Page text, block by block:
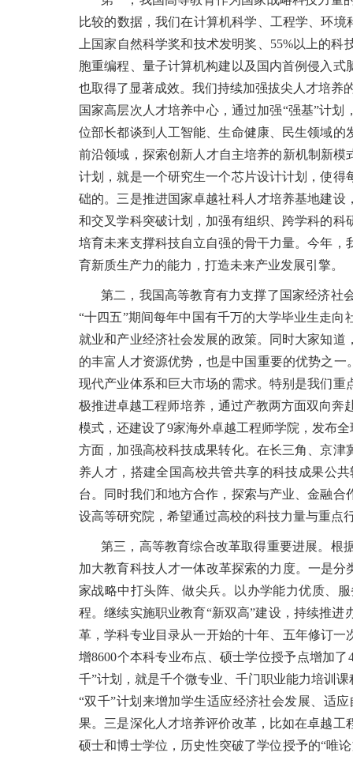
比较的数据，我们在计算机科学、工程学、环
上国家自然科学奖和技术发明奖、55%以上的
胞重编程、量子计算机构建以及国内首例侵入
也取得了显著成效。我们持续加强拔尖人才培养
国家高层次人才培养中心，通过加强“强基”计
位部长都谈到人工智能、生命健康、民生领域
前沿领域，探索创新人才自主培养的新机制新
计划，就是一个研究生一个芯片设计计划，使
础的。三是推进国家卓越社科人才培养基地建
和交叉学科突破计划，加强有组织、跨学科的
培育未来支撑科技自立自强的骨干力量。今年
育新质生产力的能力，打造未来产业发展引擎。
第二，我国高等教育有力支撑了国家经济社
“十四五”期间每年中国有千万的大学毕业生走
就业和产业经济社会发展的政策。同时大家知
的丰富人才资源优势，也是中国重要的优势之
现代产业体系和巨大市场的需求。特别是我们
极推进卓越工程师培养，通过产教两方面双向奔
模式，还建设了9家海外卓越工程师学院，发布
方面，加强高校科技成果转化。在长三角、京
养人才，搭建全国高校共管共享的科技成果公
台。同时我们和地方合作，探索与产业、金融
设高等研究院，希望通过高校的科技力量与重点
第三，高等教育综合改革取得重要进展。根
加大教育科技人才一体改革探索的力度。一是
家战略中打头阵、做尖兵。以办学能力优质、
程。继续实施职业教育“新双高”建设，持续推
革，学科专业目录从一开始的十年、五年修订
增8600个本科专业布点、硕士学位授予点增加
千”计划，就是千个微专业、千门职业能力培训
“双千”计划来增加学生适应经济社会发展、适
果。三是深化人才培养评价改革，比如在卓越
硕士和博士学位，历史性突破了学位授予的“唯